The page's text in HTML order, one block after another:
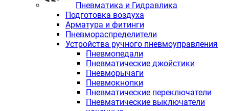
Пневматика и Гидравлика
Подготовка воздуха
Арматура и фитинги
Пневмораспределители
Устройства ручного пневмоуправления
Пневмопедали
Пневматические джойстики
Пневморычаги
Пневмокнопки
Пневматические переключатели
Пневматические выключатели